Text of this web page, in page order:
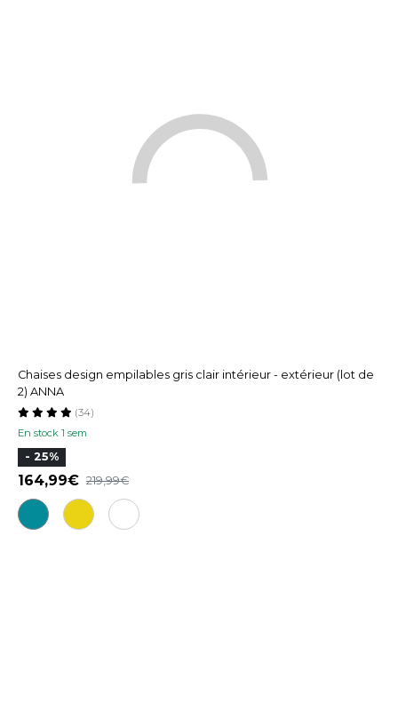
Chaises design empilables gris clair intérieur - extérieur (lot de
2) ANNA
En stock 1 sem
(34)
- 25%
164,99 219,99